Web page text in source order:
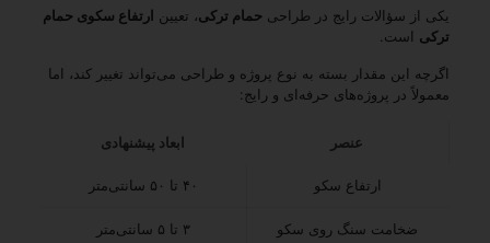
یکی از سؤالات رایج در طراحی حمام ترکی، تعیین ارتفاع سکوی حمام
ترکی است.
اگرچه این مقدار بسته به نوع پروژه و طراحی می‌تواند تغییر کند، اما
معمولاً در پروژه‌های حرفه‌ای و رایج:
عنصر ابعاد پیشنهادی
ارتفاع سکو ۴۰ تا ۵۰ سانتی‌متر
ضخامت سنگ روی سکو ۳ تا ۵ سانتی‌متر